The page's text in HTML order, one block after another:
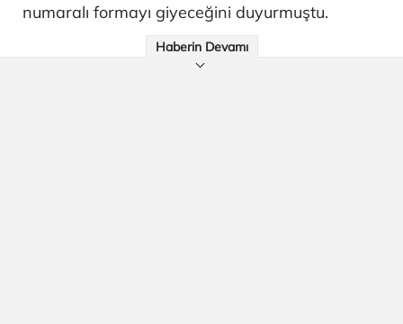
numaralı formayı giyeceğini duyurmuştu.
Haberin Devamı